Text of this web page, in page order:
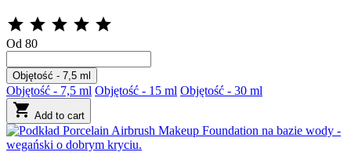
    
Od 80
Objętość - 7,5 ml
Objętość - 7,5 ml Objętość - 15 ml Objętość - 30 ml
 Add to cart